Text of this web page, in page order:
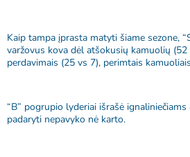
Kaip tampa įprasta matyti šiame sezone,
varžovus kova dėl atšokusių kamuolių
perdavimais (25 vs 7), perimtais
“B” pogrupio lyderiai išrašė
padaryti nepavyko nė karto.